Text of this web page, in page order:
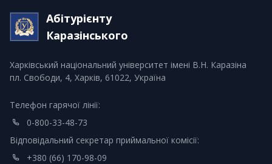
Абітурієнту
Каразінського
Харківський національний університет імені В.Н. Каразіна
пл. Свободи, 4, Харків, 61022, Україна
Телефон гарячої лінії:
0-800-33-48-73
Відповідальний секретар приймальної комісії:
+380 (66) 170-98-09